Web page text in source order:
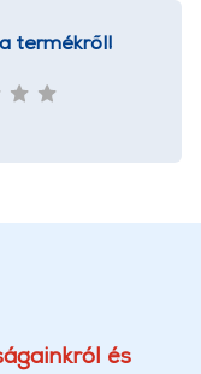
termékről!
és